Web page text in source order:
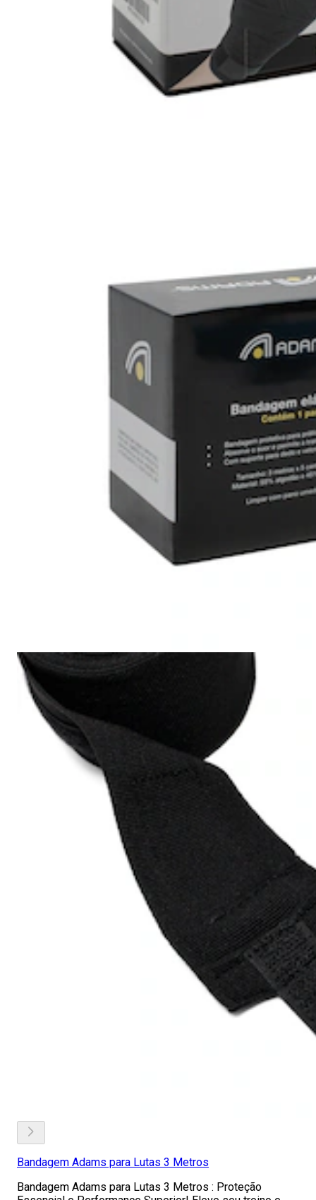
Bandagem Adams para Lutas 3 Metros
Bandagem Adams para Lutas 3 Metros : Proteção